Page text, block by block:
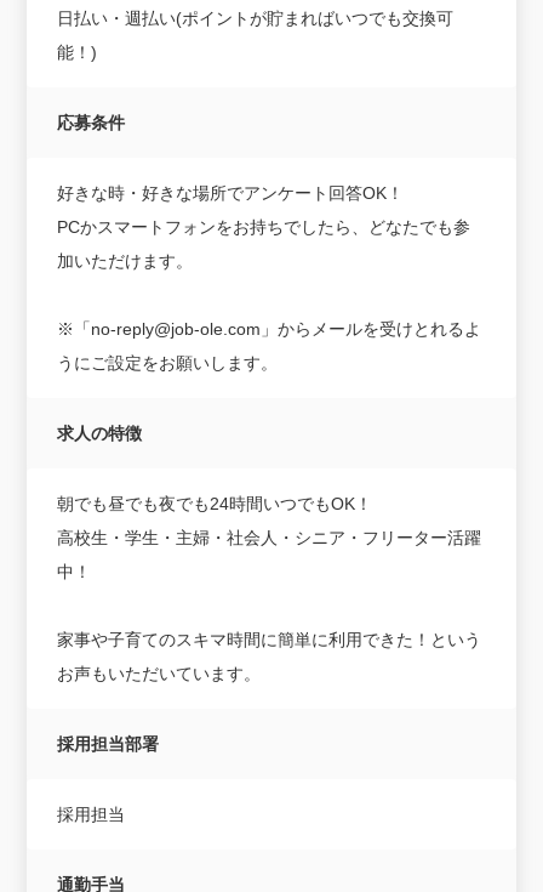
日払い・週払い(ポイントが貯まればいつでも交換可
能！)
応募条件
好きな時・好きな場所でアンケート回答OK！
PCかスマートフォンをお持ちでしたら、どなたでも参
加いただけます。
※「no-reply@job-ole.com」からメールを受けとれるよ
うにご設定をお願いします。
求人の特徴
朝でも昼でも夜でも24時間いつでもOK！
高校生・学生・主婦・社会人・シニア・フリーター活躍
中！
家事や子育てのスキマ時間に簡単に利用できた！という
お声もいただいています。
採用担当部署
採用担当
通勤手当